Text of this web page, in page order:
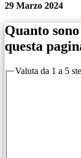
29 Marzo 2024
Quanto
questa
Valuta da 1 a 5